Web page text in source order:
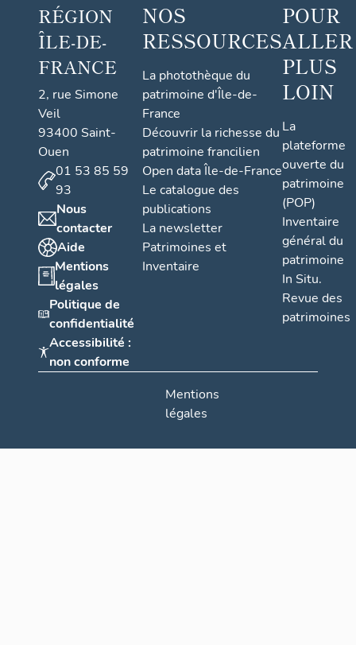
RÉGION
ÎLE-DE-
FRANCE
2, rue Simone
Veil
93400 Saint-
Ouen
01 53 85 59
93
Nous
contacter
Aide
Mentions
légales
Politique de
confidentialité
Accessibilité :
non conforme
NOS
RESSOURCES
La photothèque du
patrimoine d'Île-de-
France
Découvrir la richesse du
patrimoine francilien
Open data Île-de-France
Le catalogue des
publications
La newsletter
Patrimoines et
Inventaire
POUR
ALLER
PLUS
LOIN
La
plateforme
ouverte du
patrimoine
(POP)
Inventaire
général du
patrimoine
In Situ.
Revue des
patrimoines
Mentions
légales